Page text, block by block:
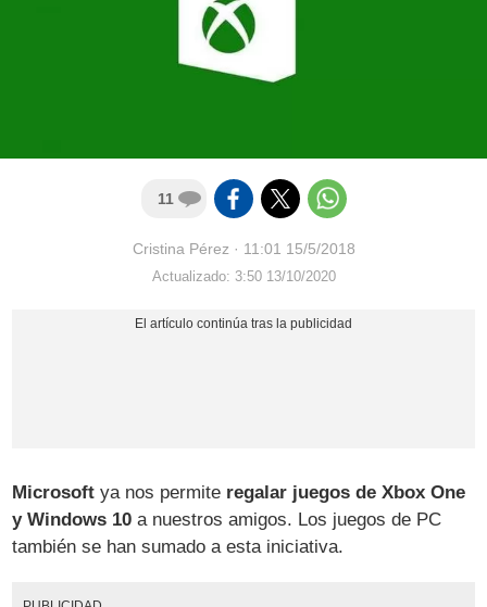
11
Cristina Pérez· 11:01 15/5/2018
Actualizado: 3:50 13/10/2020
Microsoft ya nos permite regalar juegos de Xbox One
y Windows 10 a nuestros amigos. Los juegos de PC
también se han sumado a esta iniciativa.